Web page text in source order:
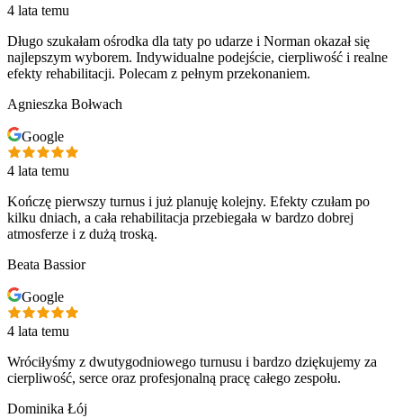
4 lata temu
Długo szukałam ośrodka dla taty po udarze i Norman okazał się
najlepszym wyborem. Indywidualne podejście, cierpliwość i realne
efekty rehabilitacji. Polecam z pełnym przekonaniem.
Agnieszka Bołwach
Google
4 lata temu
Kończę pierwszy turnus i już planuję kolejny. Efekty czułam po
kilku dniach, a cała rehabilitacja przebiegała w bardzo dobrej
atmosferze i z dużą troską.
Beata Bassior
Google
4 lata temu
Wróciłyśmy z dwutygodniowego turnusu i bardzo dziękujemy za
cierpliwość, serce oraz profesjonalną pracę całego zespołu.
Dominika Łój